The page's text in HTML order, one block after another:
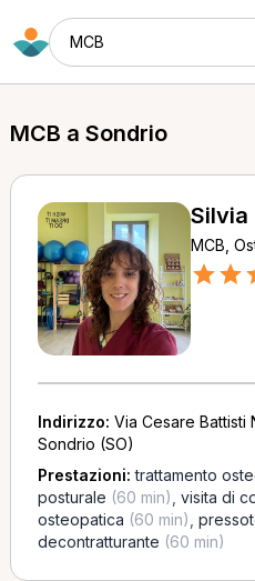
MCB
MCB a Sondrio
Silvia
MCB,
Indirizzo: Via Cesare Battisti
Sondrio (SO)
Prestazioni:trattamento
posturale (60 min) visita di
osteopatica (60 min)
decontratturante (60 min)